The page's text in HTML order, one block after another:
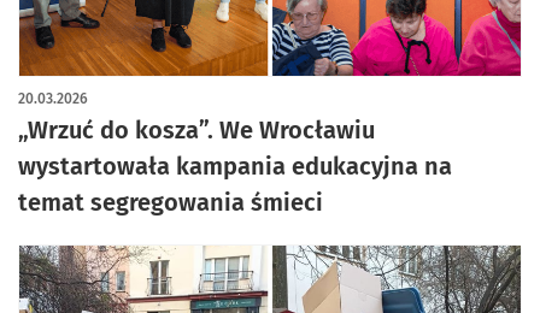
„Wrzuć do kosza”. We Wrocławiu
wystartowała kampania edukacyjna na
temat segregowania śmieci
20.03.2026
artykuł z galerią zdjęć